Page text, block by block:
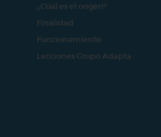
¿Cúal es el origen?
Finalidad
Funcionamiento
Lecciones Grupo Adapta